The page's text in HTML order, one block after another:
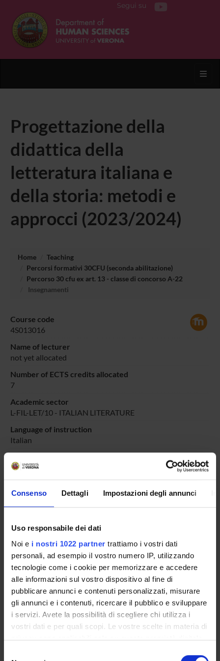
Consenso Dettagli Impostazioni degli annunci
Uso responsabile dei dati
Noi e i nostri 1022 partner trattiamo i vostri dati
personali, ad esempio il vostro numero IP, utilizzando
tecnologie come i cookie per memorizzare e accedere
alle informazioni sul vostro dispositivo al fine di
pubblicare annunci e contenuti personalizzati, misurare
gli annunci e i contenuti, ricercare il pubblico e sviluppare
i servizi. Avete la possibilità di scegliere chi utilizza i
vostri dati e per quali scopi. Le vostre scelte in materia di
privacy sono applicabili solo su questa proprietà digitale
Segui su
Progettazione della
didattica della
letteratura italiana e
della storia: metodi e
approcci (2023/2024)
Home
Teaching
Percorsi formativi 30CFU (seconda abilitazione)
Percorso 30 cfu ex art. 13 - classe di concorso A-22
Insegnamenti
Course code
4S013016
Name of lecturer
not yet allocated
Number of ECTS credits allocated
7
Academic sector
L-FIL-LET/10 - ITALIAN LITERATURE
Language of instruction
Italian
not yet allocated
Course news
Seminars related to the course
Overview
Enrolment Policy
Courses
Academic Calendar
Lesson timetable
Degree Programme
Exam calendar
Thesis and internship proposals